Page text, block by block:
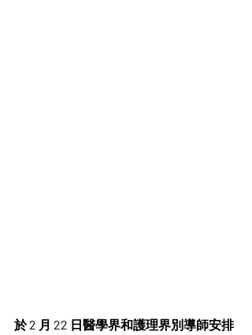
於 2 月 22 日醫學界和護理界別導師安排